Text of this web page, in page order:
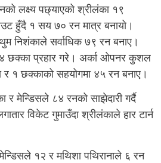
लक्ष्य पछ्याएको श्रीलंका १९
हुँदै १ सय ७० रन मात्र बनायो।
निशंकाले सर्वाधिक ७९ रन बनाए।
छक्का प्रहार गरे। अर्का ओपनर कुशल
१ छक्काको सहयोगमा ४५ रन बनाए।
र मेन्डिसले ८४ रनको साझेदारी गर्दै
विकेट गुमाउँदा श्रीलंकाले हार टार्न
१२ र मथिशा पथिरानाले ६ रन